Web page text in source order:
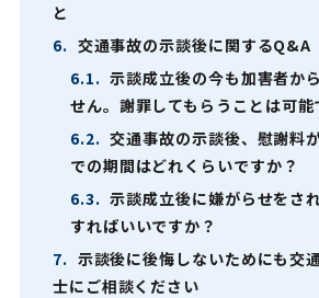
と
6. 交通事故の示談後に関するQ&A
6.1. 示談成立後の今も加害者か
せん。謝罪してもらうことは可能
6.2. 交通事故の示談後、慰謝料
での期間はどれくらいですか？
6.3. 示談成立後に嫌がらせをさ
すればいいですか？
7. 示談後に後悔しないためにも交
士にご相談ください